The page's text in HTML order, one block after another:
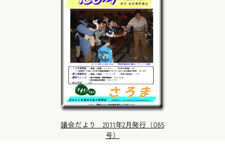
議会だより 2011年2月発行（085
号）